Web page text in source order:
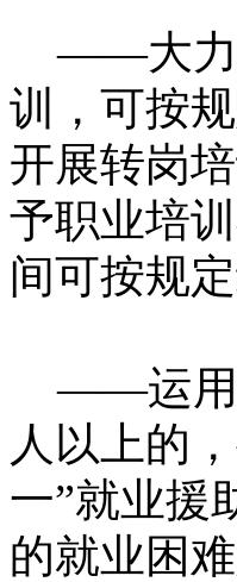
——大力
训，可按
开展转岗
予职业培
间可按规
——运用
人以上的
一”就业援
的就业困